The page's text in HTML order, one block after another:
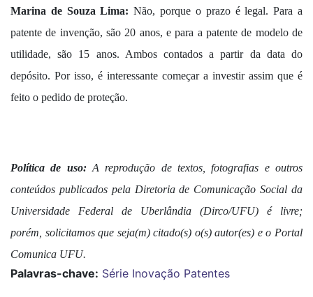
Marina de Souza Lima:Não, porque o prazo é legal. Para a
patente de invenção, são 20 anos, e para a patente de modelo de
utilidade, são 15 anos. Ambos contados a partir da data do
depósito. Por isso, é interessante começar a investir assim que é
feito o pedido de proteção.
Política de uso: A reprodução de textos, fotografias e outros
conteúdos publicados pela Diretoria de Comunicação Social da
Universidade Federal de Uberlândia (Dirco/UFU) é livre;
porém, solicitamos que seja(m) citado(s) o(s) autor(es) e o Portal
Comunica UFU.
Palavras-chave: Série Inovação Patentes